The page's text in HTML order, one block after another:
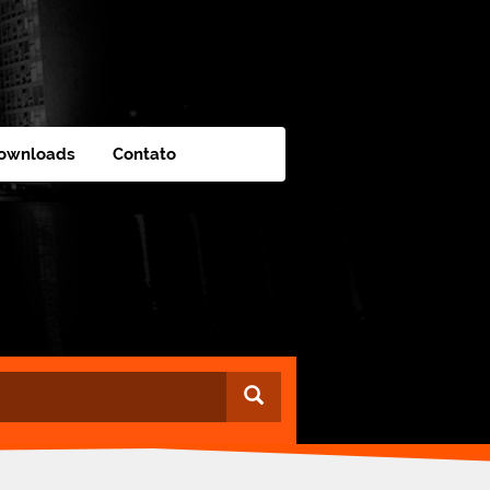
Contato
Buscar